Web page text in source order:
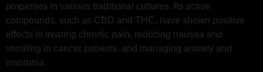
properties in various traditional cultures. Its active
compounds, such as CBD and THC, have shown positive
effects in treating chronic pain, reducing nausea and
vomiting in cancer patients, and managing anxiety and
insomnia.